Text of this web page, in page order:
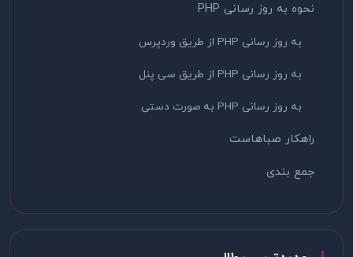
نحوه به روز رسانی PHP
به روز رسانی PHP از طریق وردپرس
به روز رسانی PHP از طریق سی پنل
به روز رسانی PHP به صورت دستی
راهکار صباهاست
جمع بندی